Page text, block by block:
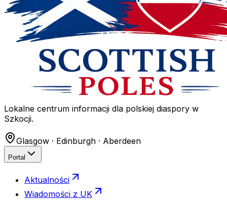
Lokalne centrum informacji dla polskiej diaspory w
Szkocji.
Glasgow · Edinburgh · Aberdeen
Portal
Aktualności
Wiadomości z UK